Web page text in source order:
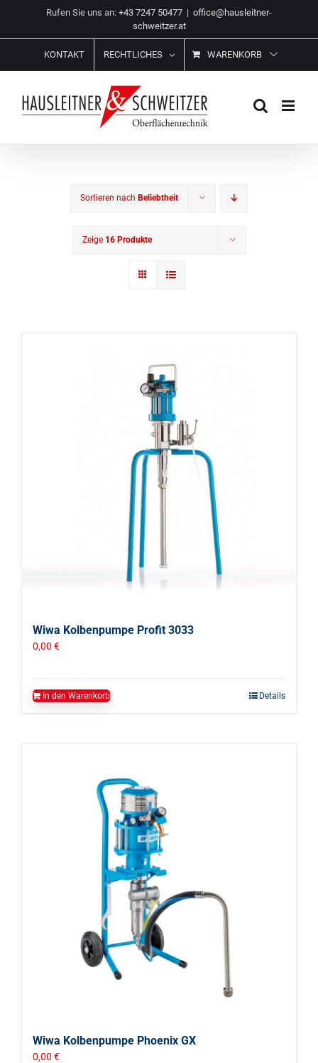
springen
Rufen Sie uns an: +43 7247 50477 | office@hausleitner-
schweitzer.at
KONTAKT RECHTLICHES WARENKORB
Sortieren nach Beliebtheit
Zeige 16 Produkte
Wiwa Kolbenpumpe Profit 3033
0,00 €
In den Warenkorb Details
Wiwa Kolbenpumpe Phoenix GX
0,00 €